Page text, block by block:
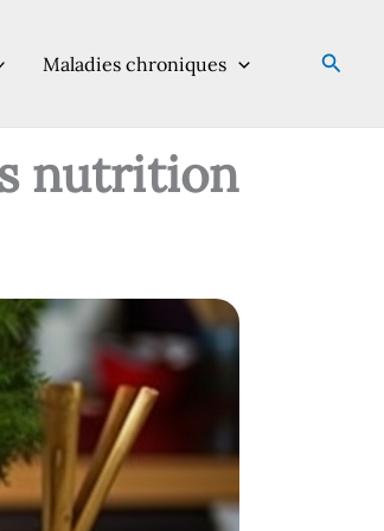
Maladies chroniques
nutrition